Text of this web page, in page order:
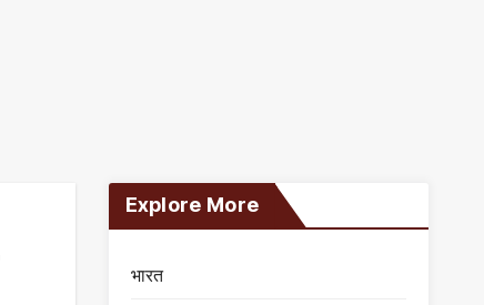
Explore More
भारत